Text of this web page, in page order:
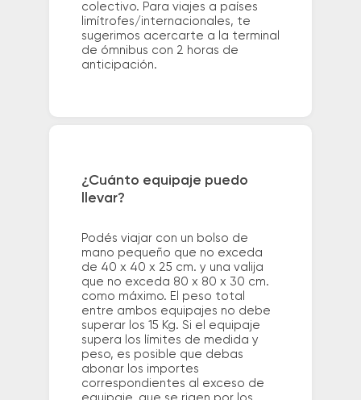
colectivo. Para viajes a países
limítrofes/internacionales, te
sugerimos acercarte a la terminal
de ómnibus con 2 horas de
anticipación.
¿Cuánto equipaje puedo
llevar?
Podés viajar con un bolso de
mano pequeño que no exceda
de 40 x 40 x 25 cm. y una valija
que no exceda 80 x 80 x 30 cm.
como máximo. El peso total
entre ambos equipajes no debe
superar los 15 Kg. Si el equipaje
supera los límites de medida y
peso, es posible que debas
abonar los importes
correspondientes al exceso de